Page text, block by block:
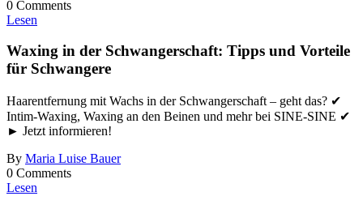
0 Comments
Lesen
Waxing in der Schwangerschaft: Tipps und Vorteile
für Schwangere
Haarentfernung mit Wachs in der Schwangerschaft – geht das? ✔
Intim-Waxing, Waxing an den Beinen und mehr bei SINE-SINE ✔
► Jetzt informieren!
By Maria Luise Bauer
0 Comments
Lesen